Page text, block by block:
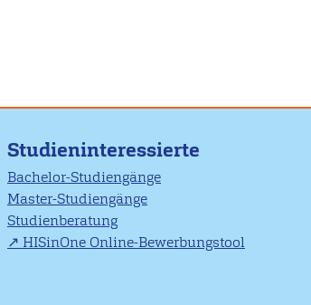
Studieninteressierte
Bachelor-Studiengänge
Master-Studiengänge
Studienberatung
HISinOne Online-Bewerbungstool